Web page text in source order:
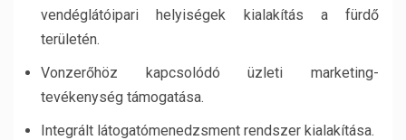
vendéglátóipari helyiségek kialakítás a fürdő
területén.
Vonzerőhöz kapcsolódó üzleti marketing-
tevékenység támogatása.
Integrált látogatómenedzsment rendszer kialakítása.